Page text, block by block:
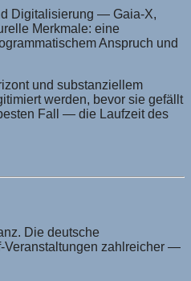
Digitalisierung — Gaia-X,
Merkmale: eine
Anspruch und
und substanziellem
werden, bevor sie gefällt
Fall — die Laufzeit des
Die deutsche
Veranstaltungen zahlreicher —